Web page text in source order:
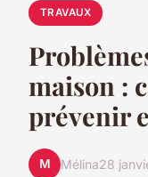
TRAVAUX
maison :
prévenir
M Mélina28